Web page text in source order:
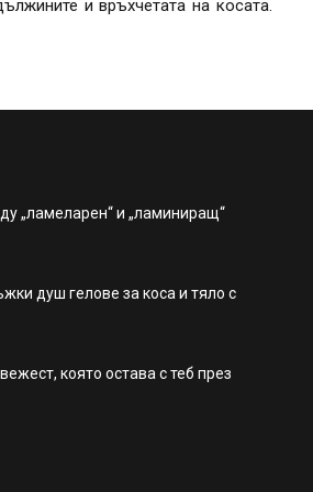
и връхчетата на косата.
„ламеларен“ и „ламиниращ“
душ гелове за коса и тяло с
която остава с теб през